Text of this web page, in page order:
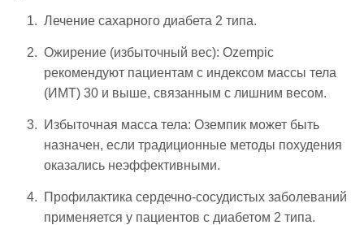
Лечение сахарного диабета 2 типа.
Ожирение (избыточный вес): Ozempic
рекомендуют пациентам с индексом массы тела
(ИМТ) 30 и выше, связанным с лишним весом.
Избыточная масса тела: Оземпик может быть
назначен, если традиционные методы похудения
оказались неэффективными.
Профилактика сердечно-сосудистых заболеваний
применяется у пациентов с диабетом 2 типа.